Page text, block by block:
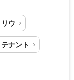
ウ
ナント